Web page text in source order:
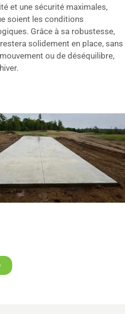
et une sécurité maximales,
soient les conditions
Grâce à sa robustesse,
solidement en place, sans
ou de déséquilibre,